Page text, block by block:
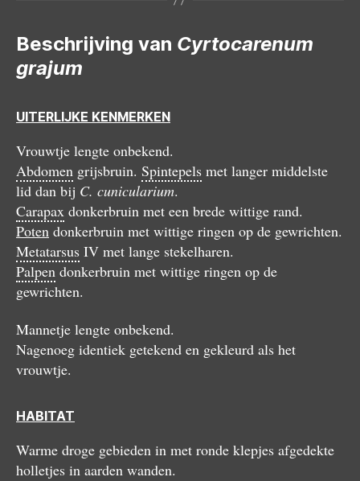
Beschrijving van Cyrtocarenum
grajum
UITERLIJKE KENMERKEN
Vrouwtje lengte onbekend.
Abdomen grijsbruin. Spintepels met langer middelste
lid dan bij C. cunicularium.
Carapax donkerbruin met een brede wittige rand.
Poten donkerbruin met wittige ringen op de gewrichten.
Metatarsus IV met lange stekelharen.
Palpen donkerbruin met wittige ringen op de
gewrichten.
Mannetje lengte onbekend.
Nagenoeg identiek getekend en gekleurd als het
vrouwtje.
HABITAT
Warme droge gebieden in met ronde klepjes afgedekte
holletjes in aarden wanden.